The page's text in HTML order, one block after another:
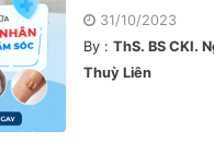
31/10/2023
By :ThS. BS CKI.
Thuỳ Liên